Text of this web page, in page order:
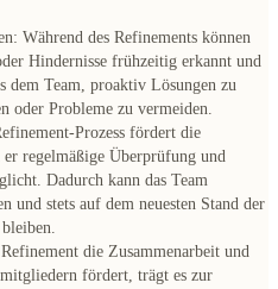
Während des Refinements können
Hindernisse frühzeitig erkannt und
dem Team, proaktiv Lösungen zu
oder Probleme zu vermeiden.
Prozess fördert die
regelmäßige Überprüfung und
Dadurch kann das Team
und stets auf dem neuesten Stand der
die Zusammenarbeit und
fördert, trägt es zur